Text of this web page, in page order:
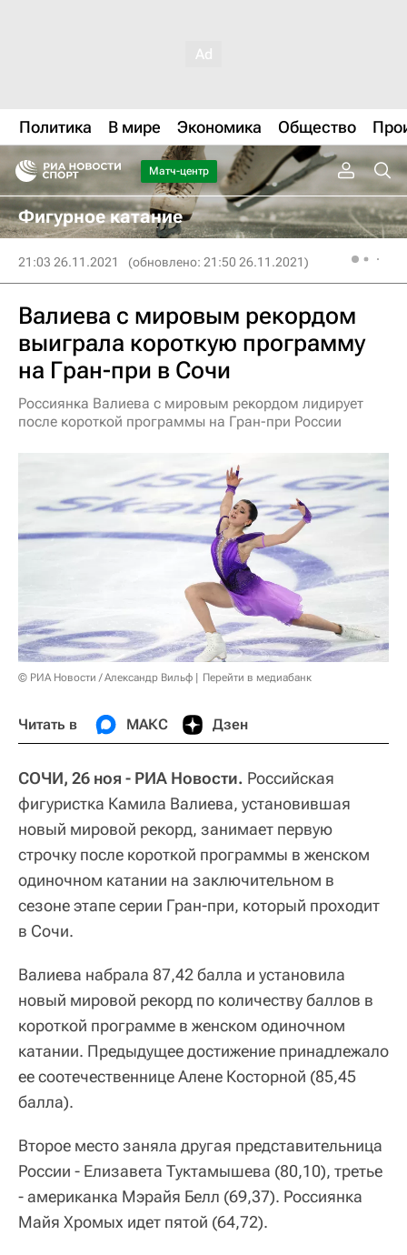
Политика В мире Экономика Общество
Матч-центр
Фигурное катание
21:03 26.11.2021 (обновлено: 21:50 26.11.2021)
Валиева с мировым рекордом
выиграла короткую программу
на Гран-при в Сочи
Россиянка Валиева с мировым рекордом лидирует
после короткой программы на Гран-при России
© РИА Новости / Александр Вильф Перейти в медиабанк
Читать в МАКС Дзен
СОЧИ, 26 ноя - РИА Новости. Российская
фигуристка Камила Валиева, установившая
новый мировой рекорд, занимает первую
строчку после короткой программы в женском
одиночном катании на заключительном в
сезоне этапе серии Гран-при, который проходит
в Сочи.
Валиева набрала 87,42 балла и установила
новый мировой рекорд по количеству баллов в
короткой программе в женском одиночном
катании. Предыдущее достижение принадлежало
ее соотечественнице Алене Косторной (85,45
балла).
Второе место заняла другая представительница
России - Елизавета Туктамышева (80,10), третье
- американка Мэрайя Белл (69,37). Россиянка
Майя Хромых идет пятой (64,72).